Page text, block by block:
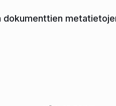
dokumenttien